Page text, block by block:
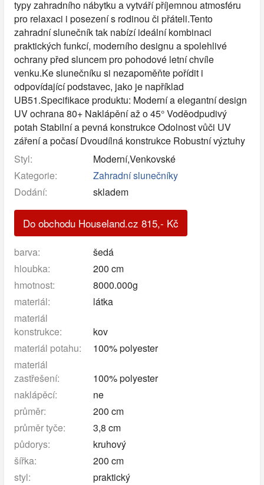
typy zahradního nábytku a vytváří příjemnou atmosféru
pro relaxaci i posezení s rodinou či přáteli.Tento
zahradní slunečník tak nabízí ideální kombinaci
praktických funkcí, moderního designu a spolehlivé
ochrany před sluncem pro pohodové letní chvíle
venku.Ke slunečníku si nezapoměňte pořídit i
odpovídající podstavec, jako je například
UB51.Specifikace produktu: Moderní a elegantní design
UV ochrana 80+ Naklápění až o 45° Voděodpudivý
potah Stabilní a pevná konstrukce Odolnost vůči UV
záření a počasí Dvoudílná konstrukce Robustní výztuhy
Styl:
Moderní,Venkovské
Kategorie:
Zahradní slunečníky
Dodání:
skladem
Do obchodu Houseland.cz 815,- Kč
barva:
šedá
hloubka:
200 cm
hmotnost:
8000.000g
materiál:
látka
materiál
konstrukce:
kov
materiál potahu:
100% polyester
materiál
zastřešení:
100% polyester
naklápěcí:
ne
průměr:
200 cm
průměr tyče:
3,8 cm
půdorys:
kruhový
šířka:
200 cm
styl:
praktický